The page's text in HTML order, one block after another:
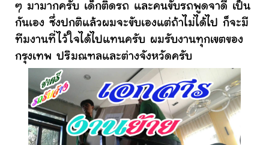
ๆ มามากครับ เด็กติดรถ และคนขับรถพูดจาดี เป็น
กันเอง ซึ่งปกติแล้วผมจะขับเองแต่ถ้าไม่ได้ไป ก็จะมี
ทีมงานที่ไว้ใจได้ไปแทนครับ ผมรับงานทุกเขตของ
กรุงเทพ ปริมณฑลและต่างจังหวัดครับ